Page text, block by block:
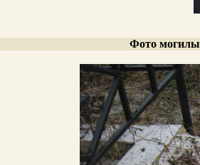
Фото могилы